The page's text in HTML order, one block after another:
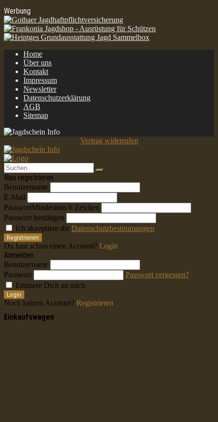
Werbung
Home
Über uns
Kontakt
Impressum
Newsletter
Datenschutzerklärung
AGB
Sitemap
Vertrag widerrufen
Neu registrieren
Benutzername
E-Mail
PasswortMindestens 6 Zeichen
Passwort bestätigen
Ich akzeptiere die Datenschutzbestimmungen
Registrieren
Du hast schon einen Account? Login
Anmelden
Benutzername
Passwort
Passwort vergessen?
Erinnere Dich an mich
Login
Noch keinen Account? Registrieren
Einkaufswagen